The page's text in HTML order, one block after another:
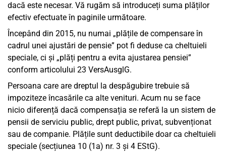
dacă este necesar. Vă rugăm să introduceți suma plăților
efectiv efectuate în paginile următoare.
Începând din 2015, nu numai „plățile de compensare în
cadrul unei ajustări de pensie” pot fi deduse ca cheltuieli
speciale, ci și „plăți pentru a evita ajustarea pensiei”
conform articolului 23 VersAusglG.
Persoana care are dreptul la despăgubire trebuie să
impoziteze încasările ca alte venituri. Acum nu se face
nicio diferență dacă compensația se referă la un sistem de
pensii de serviciu public, drept public, privat, subvenționat
sau de companie. Plățile sunt deductibile doar ca cheltuieli
speciale (secțiunea 10 (1a) nr. 3 și 4 EStG).